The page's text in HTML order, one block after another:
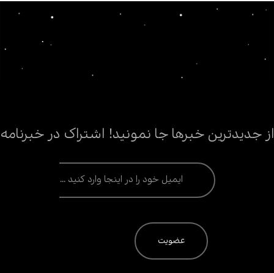
از جدیدترین خبرها جا نمونید! اشتراک در خبرنامه